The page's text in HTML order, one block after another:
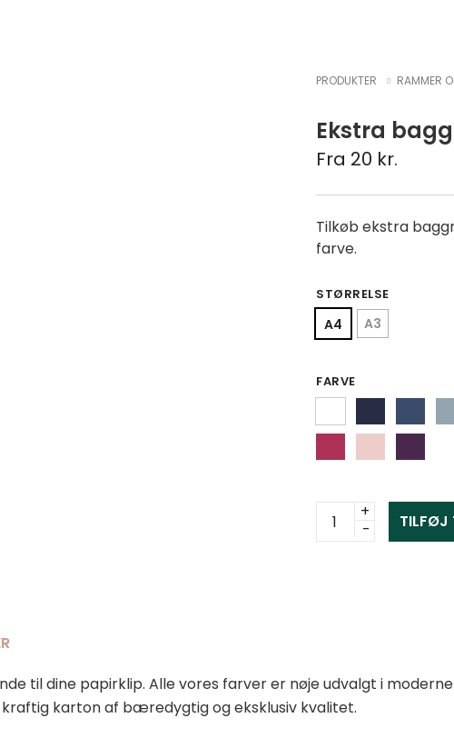
PRODUKTER RAMMER
Ekstra
Fra 20 kr.
Tilkøb ekstra
farve.
STØRRELSE
A4 A3
FARVE
Ekstra
baggrund
TILFØJ
til dine papirklip. Alle vores farver er nøje udvalgt i moderne
karton af bæredygtig og eksklusiv kvalitet.